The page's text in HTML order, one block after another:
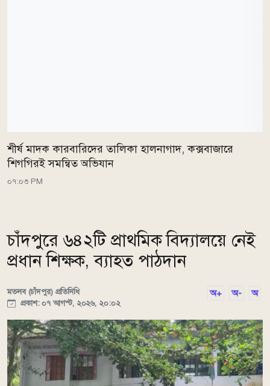
শীর্ষ মাদক কারবারিদের তালিকা হালনাগাদ, কক্সবাজারে
শিগগিরই সমন্বিত অভিযান
০৭:০৩ PM
চাঁদপুরে ৬৪২টি প্রাথমিক বিদ্যালয়ে নেই
প্রধান শিক্ষক, ব্যাহত পাঠদান
মতলব (চাঁদপুর) প্রতিনিধি
প্রকাশ: ০৭ আগস্ট, ২০২৬, ২০:০২
অ+ অ- অ